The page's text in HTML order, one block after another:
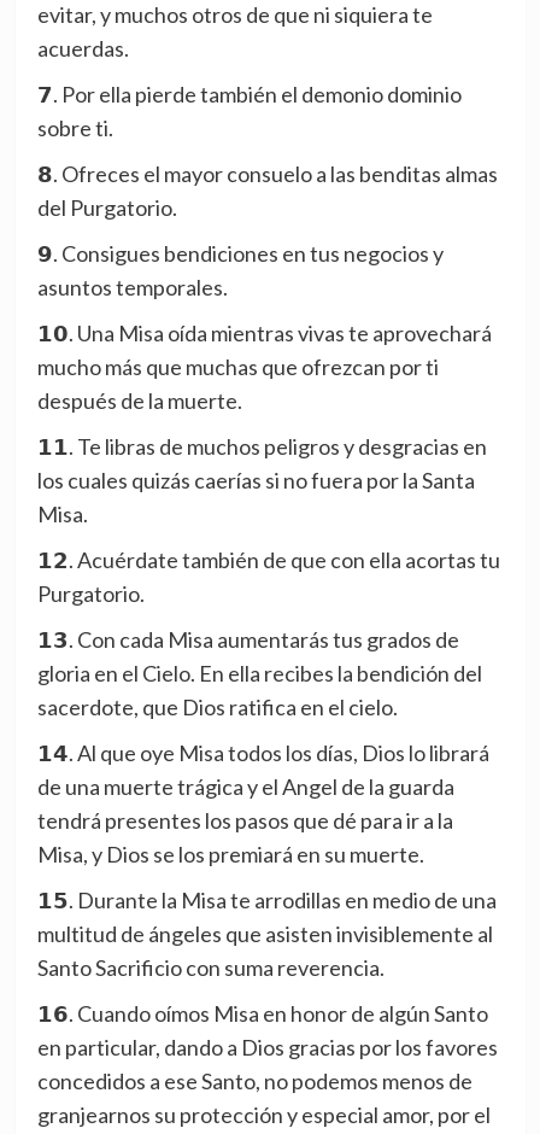
evitar, y muchos otros de que ni siquiera te
acuerdas.
𝟳. Por ella pierde también el demonio dominio
sobre ti.
𝟴. Ofreces el mayor consuelo a las benditas almas
del Purgatorio.
𝟵. Consigues bendiciones en tus negocios y
asuntos temporales.
𝟭𝟬. Una Misa oída mientras vivas te aprovechará
mucho más que muchas que ofrezcan por ti
después de la muerte.
𝟭𝟭. Te libras de muchos peligros y desgracias en
los cuales quizás caerías si no fuera por la Santa
Misa.
𝟭𝟮. Acuérdate también de que con ella acortas tu
Purgatorio.
𝟭𝟯. Con cada Misa aumentarás tus grados de
gloria en el Cielo. En ella recibes la bendición del
sacerdote, que Dios ratifica en el cielo.
𝟭𝟰. Al que oye Misa todos los días, Dios lo librará
de una muerte trágica y el Angel de la guarda
tendrá presentes los pasos que dé para ir a la
Misa, y Dios se los premiará en su muerte.
𝟭𝟱. Durante la Misa te arrodillas en medio de una
multitud de ángeles que asisten invisiblemente al
Santo Sacrificio con suma reverencia.
𝟭𝟲. Cuando oímos Misa en honor de algún Santo
en particular, dando a Dios gracias por los favores
concedidos a ese Santo, no podemos menos de
granjearnos su protección y especial amor, por el